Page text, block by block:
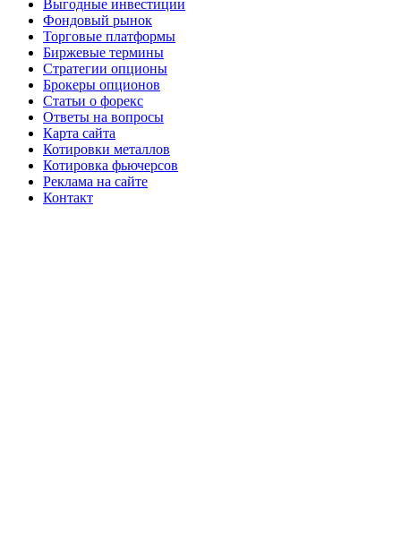
Выгодные инвестиции
Фондовый рынок
Торговые платформы
Биржевые термины
Стратегии опционы
Брокеры опционов
Статьи о форекс
Ответы на вопросы
Карта сайта
Котировки металлов
Котировка фьючерсов
Реклама на сайте
Контакт